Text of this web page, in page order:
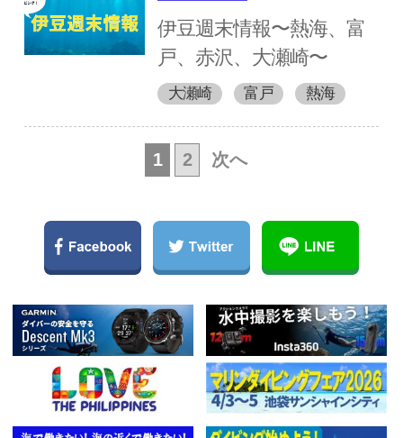
伊豆週末情報〜熱海、富
戸、赤沢、大瀬崎〜
大瀬崎 富戸 熱海
1 2 次へ